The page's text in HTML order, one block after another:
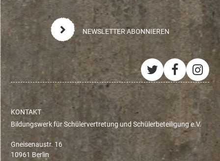
NEWSLETTER ABONNIEREN
Twitter
KONTAKT
Bildungswerk für Schülervertretung und Schülerbeteiligung e.V.
Gneisenaustr. 16
10961 Berlin